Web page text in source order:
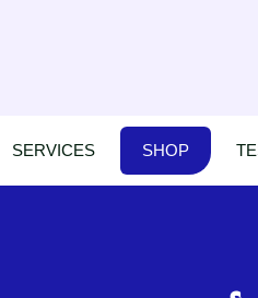
SERVICES SHOP